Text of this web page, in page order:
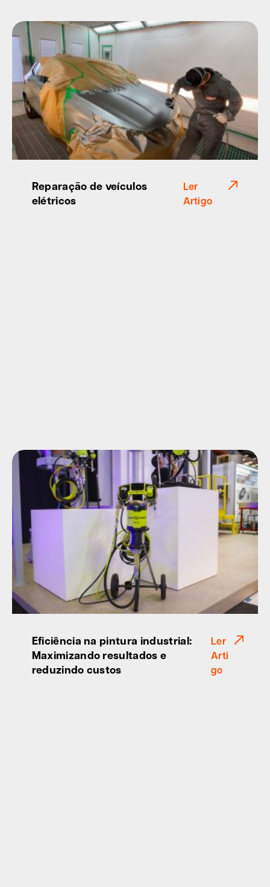
Reparação de veículos
elétricos
Ler
Artigo
Eficiência na pintura industrial:
Maximizando resultados e
reduzindo custos
Ler
Arti
go